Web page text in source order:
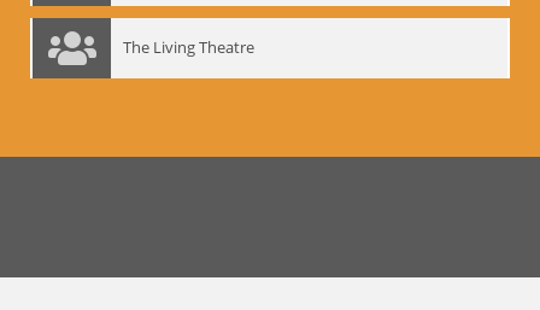
The Living Theatre